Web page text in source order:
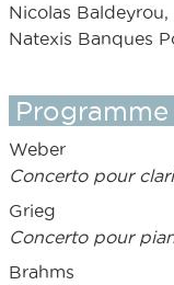
Nicolas
Natexis Banques
Programme
Weber
Concerto pour
Grieg
Concerto pour
Brahms